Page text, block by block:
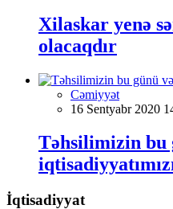
Xilaskar yenə
olacaqdır
Cəmiyyət
16 Sentyabr 2020
Təhsilimizin bu
İqtisadiyyat